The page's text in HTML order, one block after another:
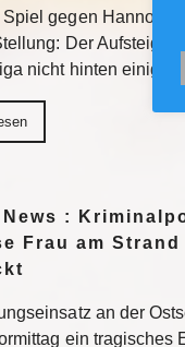
Spiel gegen
Der Aufsteiger
nicht hinten
News :
Frau am
an der
ein tragisches